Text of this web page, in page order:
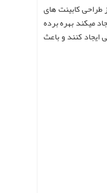
طراحی کابینت های
میکند بهره برده
کنند و باعث